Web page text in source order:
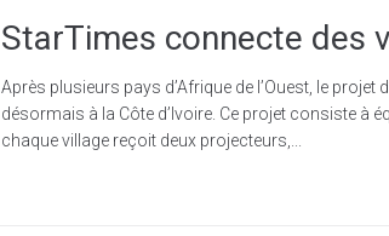
StarTimes connecte des
Après plusieurs pays d’Afrique de l’Ouest, le
désormais à la Côte d’Ivoire. Ce projet consiste à
chaque village reçoit deux projecteurs,...